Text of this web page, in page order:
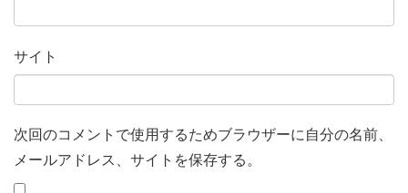
サイト
次回のコメントで使用するためブラウザーに自分の名前、
メールアドレス、サイトを保存する。